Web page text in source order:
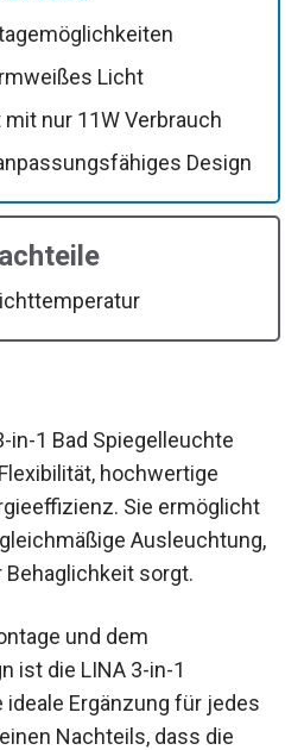
Licht
nur 11W Verbrauch
Design
in-1 Bad Spiegelleuchte
hochwertige
Sie ermöglicht
Ausleuchtung,
Behaglichkeit sorgt.
und dem
ist die LINA 3-in-1
ideale Ergänzung für jedes
Nachteils, dass die